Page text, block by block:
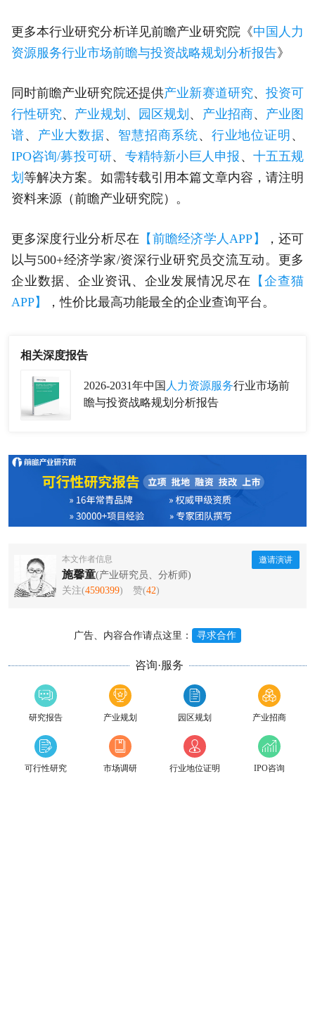
更多本行业研究分析详见前瞻产业研究院《中国人力
资源服务行业市场前瞻与投资战略规划分析报告》
同时前瞻产业研究院还提供产业新赛道研究、投资可
行性研究、 产业规划 、 园区规划 、 产业招商、 产业图
谱、 产业大数据、 智慧招商系统、 行业地位证明 、
IPO咨询/募投可研、 专精特新小巨人申报 、 十五五规
划 等解决方案。如需转载引用本篇文章内容，请注明
资料来源（前瞻产业研究院）。
更多深度行业分析尽在 【前瞻经济学人APP】
，还可
以与500+经济学家/资深行业研究员交流互动。更多
企业数据、企业资讯、企业发展情况尽在
【企查猫
APP】
，性价比最高功能最全的企业查询平台。
相关深度报告
2026-2031年中国 人力资源服务行业市场前
瞻与投资战略规划分析报告
本文作者信息
施馨童(产业研究员、分析师)
关注(4590399) 赞(42)
邀请演讲
广告、内容合作请点这里： 寻求合作
咨询·服务
研究报告 产业规划 园区规划 产业招商
可行性研究 市场调研 行业地位证明 IPO咨询